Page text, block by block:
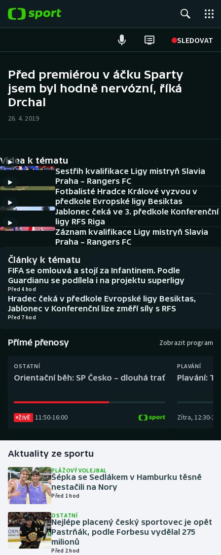
SLEDOVAT
Hokej
Cyklistika
DALŠÍ SPORTY
Americký fotbal
Baseball a softbal
Biatlon
Boby a skeleton
Curling
Dostihy
Futsal
Golf
Gymnastika
Házená
Jezdectví
Judo
NEPŘEHLÉDNĚTE
Soutěže
Aplikace ČT sport
AZ kvíz
Před premiérou v áčku Sparty
jsem byl hodně nervózní, říká
Drchal
26. 4. 2019
Videa k tématu
Sestřih kvalifikace Ligy mistryň Slavia
Praha – Rangers FC
Fotbalisté Hradce Králové vyzvou v
předkole Evropské ligy Besiktas
Jablonec čeká ve 3. předkole Konferenční
ligy RFS Riga
Záznam kvalifikace Ligy mistryň Slavia
Praha – Rangers FC
Články k tématu
FIFA se omlouvá a stojí za Infantinem. Podle
Guardianu se podílela i na projektu superligy
Před 4 hod
Hradec čeká v předkole Evropské ligy Besiktas,
Jablonec v Konferenční lize změří síly s RFS
Před 7 hod
Přímé přenosy Zobrazit program
OSTATNÍ
Orientační běh: SP Česko – dlouhá trať
ŽIVĚ 11:50-16:00
PLAVÁNÍ
Plavání:
Zítra, 12:30-
Aktuality ze sportu
PLÁŽOVÝ VOLEJBAL
Šépka se Sedlákem v Hamburku těsně
nestačili na Nory
Před 1 hod
OSTATNÍ
Nejlépe placený český sportovec je opět
Pastrňák, podle Forbesu vydělal 275
milionů
Před 2 hod